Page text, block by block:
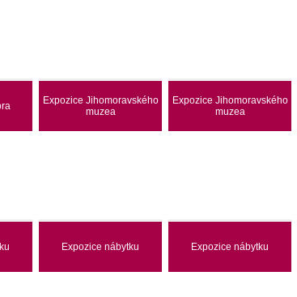
Expozice Jihomoravského
muzea
Expozice Jihomoravského
muzea
Expozice nábytku Expozice nábytku